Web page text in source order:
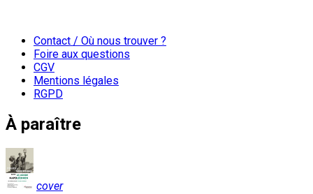
Contact / Où nous trouver ?
Foire aux questions
CGV
Mentions légales
RGPD
À paraître
cover